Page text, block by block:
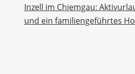
Inzell im Chiemgau:
und ein familiengeführtes